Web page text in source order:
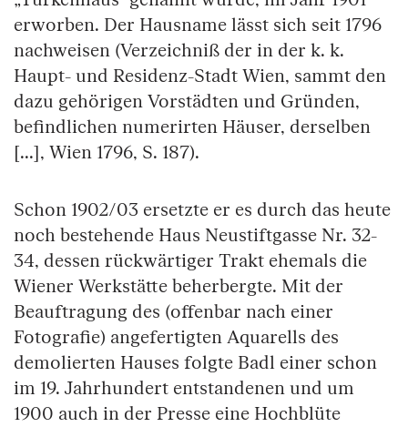
erworben. Der Hausname lässt sich seit 1796
nachweisen (Verzeichniß der in der k. k.
Haupt- und Residenz-Stadt Wien, sammt den
dazu gehörigen Vorstädten und Gründen,
befindlichen numerirten Häuser, derselben
[...], Wien 1796, S. 187).
Schon 1902/03 ersetzte er es durch das heute
noch bestehende Haus Neustiftgasse Nr. 32-
34, dessen rückwärtiger Trakt ehemals die
Wiener Werkstätte beherbergte. Mit der
Beauftragung des (offenbar nach einer
Fotografie) angefertigten Aquarells des
demolierten Hauses folgte Badl einer schon
im 19. Jahrhundert entstandenen und um
1900 auch in der Presse eine Hochblüte